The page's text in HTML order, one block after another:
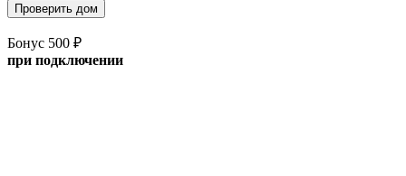
Проверить дом
Бонус 500 ₽
при подключении